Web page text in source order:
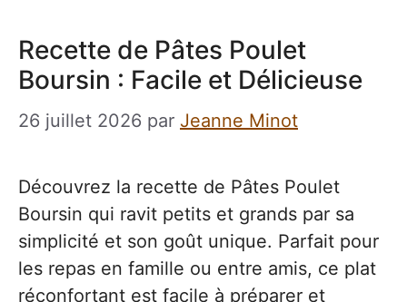
Recette de Pâtes Poulet
Boursin : Facile et Délicieuse
26 juillet 2026 par Jeanne Minot
Découvrez la recette de Pâtes Poulet
Boursin qui ravit petits et grands par sa
simplicité et son goût unique. Parfait pour
les repas en famille ou entre amis, ce plat
réconfortant est facile à préparer et